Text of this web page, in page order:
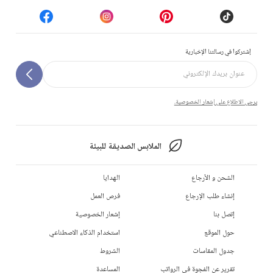
إشتركوا في رسالتنا الإخبارية
يرجى الاطلاع على إشعار الخصوصية.
الملابس الصديقة للبيئة
الشحن و الأرجاع
إنشاء طلب الإرجاع
إتصل بنا
حول الموقع
جدول المقاسات
تقرير عن الفجوة في الرواتب
الهدايا
فرص العمل
إشعار الخصوصية
استخدام الذكاء الاصطناعي
الشروط
المساعدة